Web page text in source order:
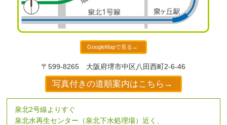
GoogleMapで見る→
〒599-8265 大阪府堺市中区八田西町2-6-46
写真付きの道順案内はこちら→
泉北2号線よりすぐ
泉北水再生センター（泉北下水処理場）近く、